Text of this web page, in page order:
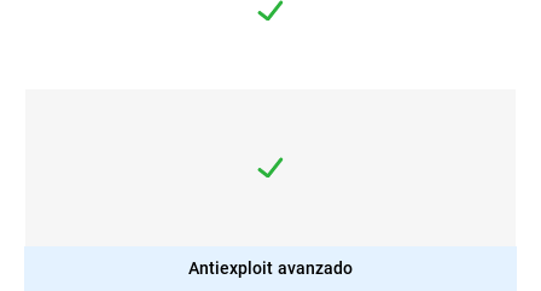
Antiexploit avanzado